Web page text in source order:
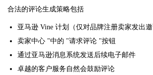
合法的评论生成策略包括
亚马逊 Vine 计划（仅对品牌注册卖家发出邀
卖家中心 "中的 "请求评论 "按钮
通过亚马逊消息系统发送后续电子邮件
卓越的客户服务自然会鼓励评论